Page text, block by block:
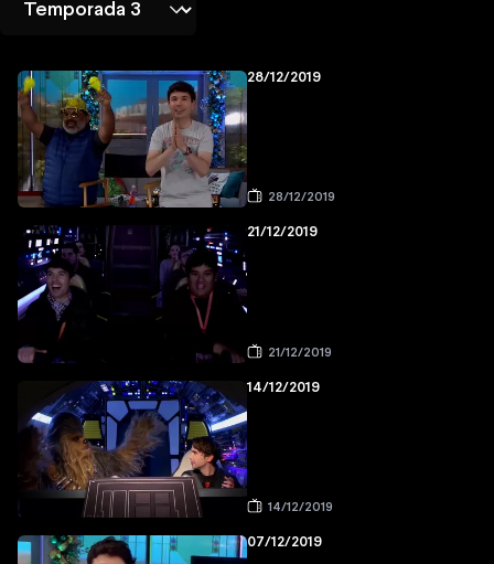
28/12/2019
28/12/2019
21/12/2019
21/12/2019
14/12/2019
14/12/2019
07/12/2019